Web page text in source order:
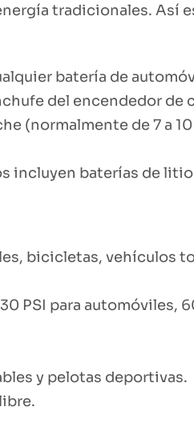
tradicionales. Así
batería de
del encendedor de
(normalmente de 7 a
incluyen baterías de
bicicletas, vehículos
PSI para automóviles,
y pelotas deportivas.